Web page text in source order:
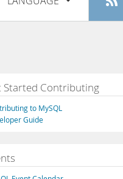
|注册
Français
Italiano
Русский
Started Contributing
to MySQL
Guide